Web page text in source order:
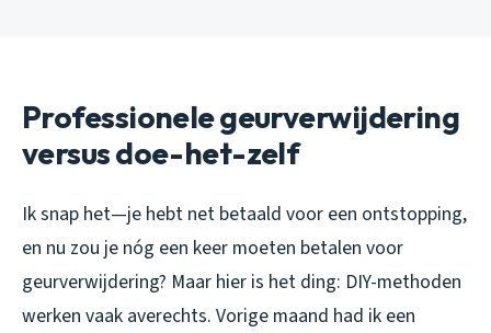
Professionele geurverwijdering
versus doe-het-zelf
Ik snap het—je hebt net betaald voor een ontstopping,
en nu zou je nóg een keer moeten betalen voor
geurverwijdering? Maar hier is het ding: DIY-methoden
werken vaak averechts. Vorige maand had ik een